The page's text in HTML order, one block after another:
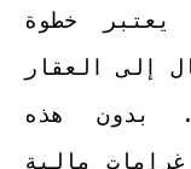
يعتبر خطوة
إلى العقار
بدون هذه
مالية